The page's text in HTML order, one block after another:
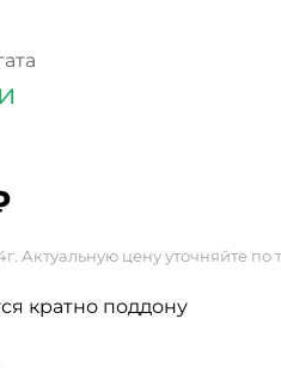
Актуальную цену уточняйте по
кратно поддону